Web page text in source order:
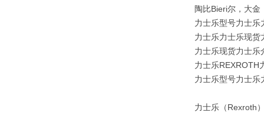
陶比Bieri尔，大金
力士乐型号力士
力士乐力士乐现
力士乐现货力士乐
力士乐REXROTH
力士乐型号力士
力士乐（Rexroth